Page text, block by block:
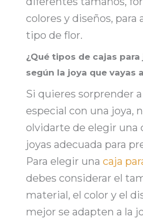
colores y diseños, para
tipo de flor.
¿Qué tipos de cajas
según la joya que vayas
Si quieres sorprender
especial con una joya,
olvidarte de elegir una
joyas adecuada para
Para elegir una caja
debes considerar el
material, el color y el
mejor se adapten a la